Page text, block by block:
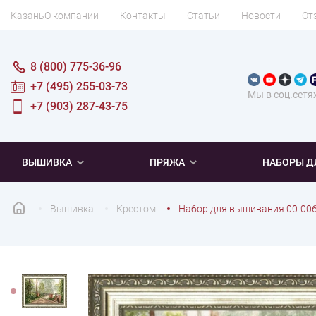
КазаньО компании Контакты Статьи Новости
Мы в
8 (800) 775-36-96
+7 (495) 255-03-73
+7 (903) 287-43-75
ВЫШИВКА ПРЯЖА НАБОРЫ
Вышивка Крестом Набор для вышивания 00-